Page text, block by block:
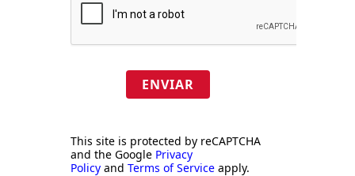
ENVIAR
This site is protected by reCAPTCHA
and the Google Privacy
Policy and Terms of Service apply.